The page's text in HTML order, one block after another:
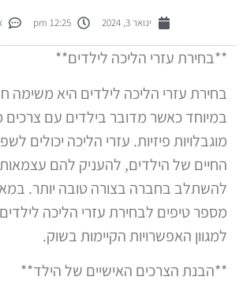
ינואר 3, 2024 12:25 pm
**בחירת עזרי הליכה לילדים**
בחירת עזרי הליכה לילדים היא משימה
במיוחד כאשר מדובר בילדים עם צרכים
מוגבלויות פיזיות. עזרי הליכה יכולים
החיים של הילדים, להעניק להם עצמאות
להשתלב בחברה בצורה טובה יותר.
מספר טיפים לבחירת עזרי הליכה לילדים,
למגוון האפשרויות הקיימות בשוק.
**הבנת הצרכים האישיים של הילד**